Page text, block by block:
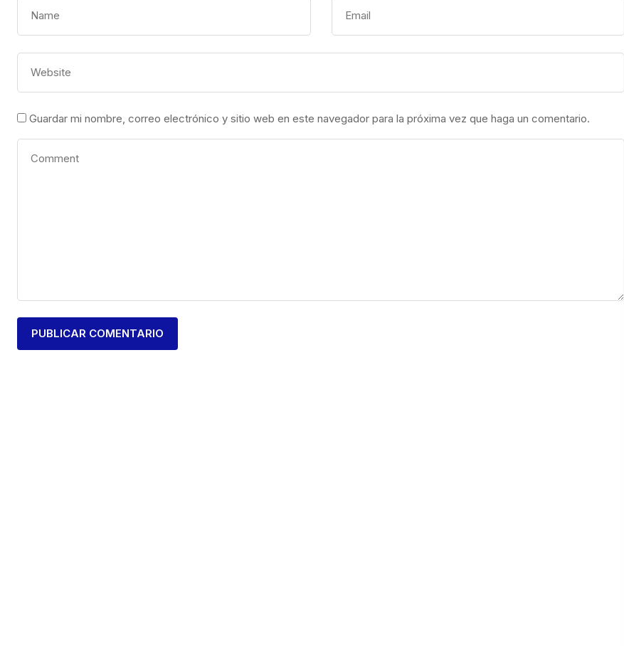
Guardar mi nombre, correo electrónico y sitio web en este navegador para la próxima vez que haga un comentario.